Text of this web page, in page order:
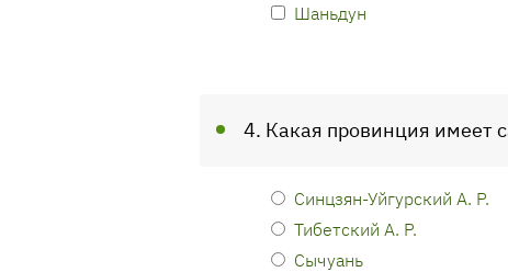
Шаньдун
4. Какая провинция имеет
Синцзян-Уйгурский А. Р.
Тибетский А. Р.
Сычуань